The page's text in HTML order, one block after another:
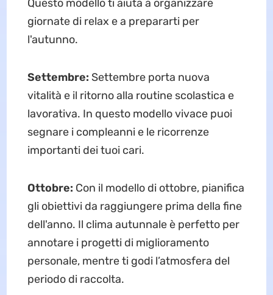
Questo modello ti aiuta a organizzare
giornate di relax e a prepararti per
l'autunno.
Settembre: Settembre porta nuova
vitalità e il ritorno alla routine scolastica e
lavorativa. In questo modello vivace puoi
segnare i compleanni e le ricorrenze
importanti dei tuoi cari.
Ottobre: Con il modello di ottobre, pianifica
gli obiettivi da raggiungere prima della fine
dell'anno. Il clima autunnale è perfetto per
annotare i progetti di miglioramento
personale, mentre ti godi l’atmosfera del
periodo di raccolta.